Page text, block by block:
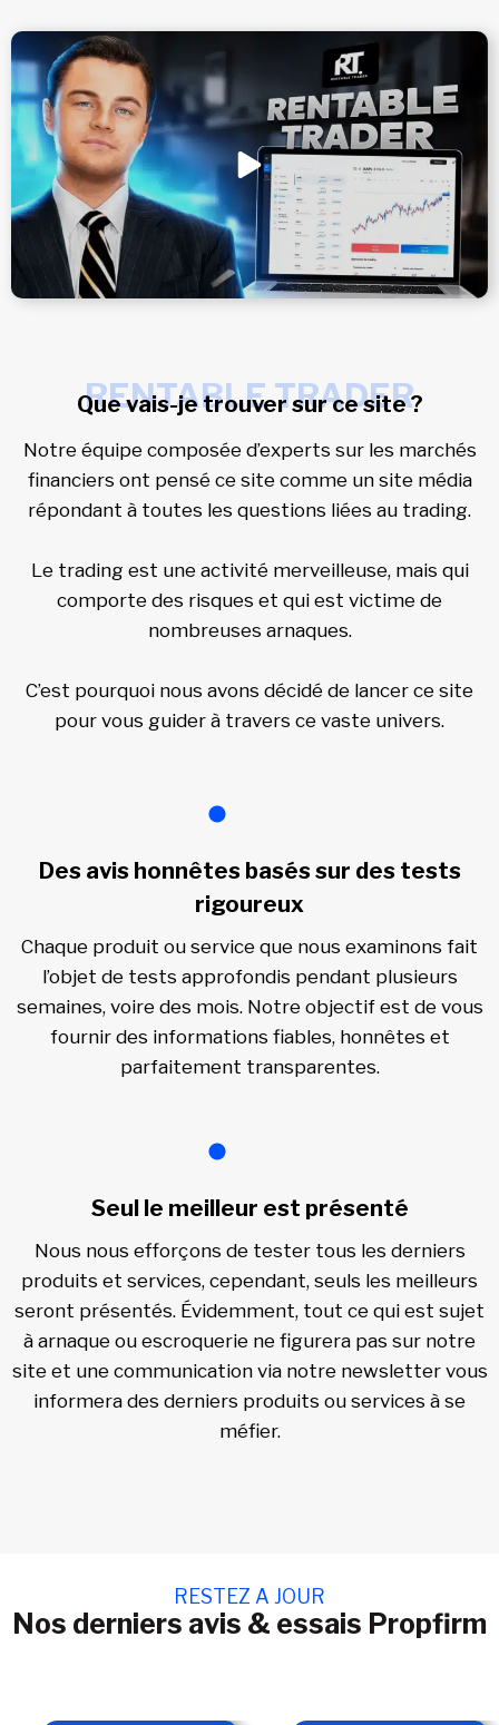
RENTABLE TRADER
Que vais-je trouver sur ce site ?
Notre équipe composée d’experts sur les marchés
financiers ont pensé ce site comme un site média
répondant à toutes les questions liées au trading.
Le trading est une activité merveilleuse, mais qui
comporte des risques et qui est victime de
nombreuses arnaques.
C’est pourquoi nous avons décidé de lancer ce site
pour vous guider à travers ce vaste univers.
Des avis honnêtes basés sur des tests
rigoureux
Chaque produit ou service que nous examinons fait
l’objet de tests approfondis pendant plusieurs
semaines, voire des mois. Notre objectif est de vous
fournir des informations fiables, honnêtes et
parfaitement transparentes.
Seul le meilleur est présenté
Nous nous efforçons de tester tous les derniers
produits et services, cependant, seuls les meilleurs
seront présentés. Évidemment, tout ce qui est sujet
à arnaque ou escroquerie ne figurera pas sur notre
site et une communication via notre newsletter vous
informera des derniers produits ou services à se
méfier.
RESTEZ A JOUR
Nos derniers avis & essais Propfirm